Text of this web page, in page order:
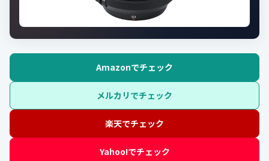
Amazonでチェック
メルカリでチェック
楽天でチェック
Yahoo!でチェック